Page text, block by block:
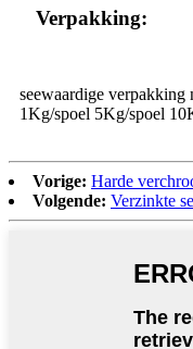
Verpakking:
seewaardige verpakking
1Kg/spoel 5Kg/spoel
Vorige: Harde
Volgende: Verzinkte